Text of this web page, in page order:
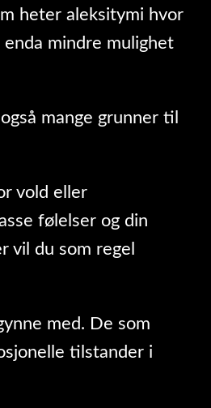
heter aleksitymi hvor
mindre mulighet
mange grunner til
vold eller
følelser og din
vil du som regel
med. De som
tilstander i